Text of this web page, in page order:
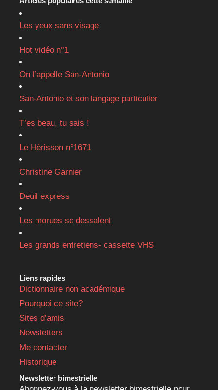
Les yeux sans visage
Hot vidéo n°1
On l’appelle San-Antonio
San-Antonio et son langage particulier
T’es beau, tu sais !
Le Hérisson n°1671
Christine Garnier
Deuil express
Les morues se dessalent
Les grands entretiens- cassette VHS
Liens rapides
Dictionnaire non académique
Pourquoi ce site?
Sites d’amis
Newsletters
Me contacter
Historique
Newsletter bimestrielle